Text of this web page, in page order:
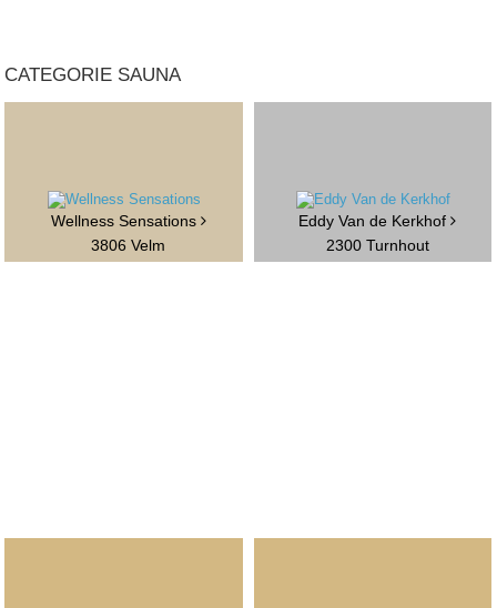
CATEGORIE SAUNA
Wellness Sensations
3806 Velm
Eddy Van de Kerkhof
2300 Turnhout